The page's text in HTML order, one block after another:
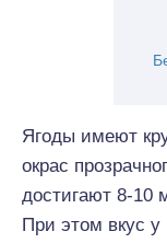
Ягоды имеют
окрас
достигают 8-10
При этом вкус